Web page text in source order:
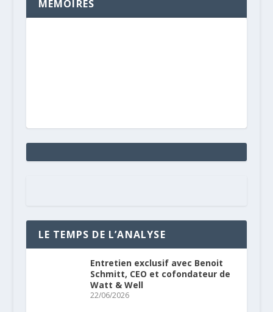
MÉMOIRES
LE TEMPS DE L’ANALYSE
Entretien exclusif avec Benoit
Schmitt, CEO et cofondateur de
Watt & Well
22/06/2026